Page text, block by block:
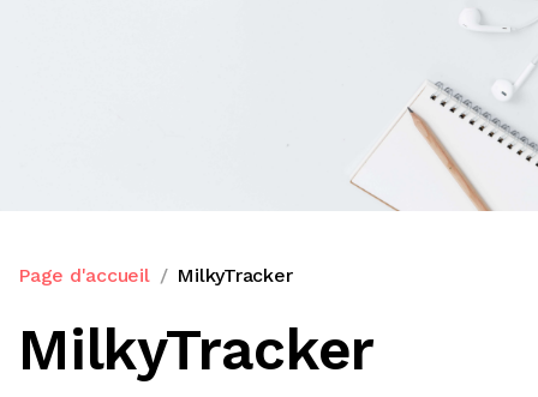
Page d'accueil MilkyTracker
MilkyTracker